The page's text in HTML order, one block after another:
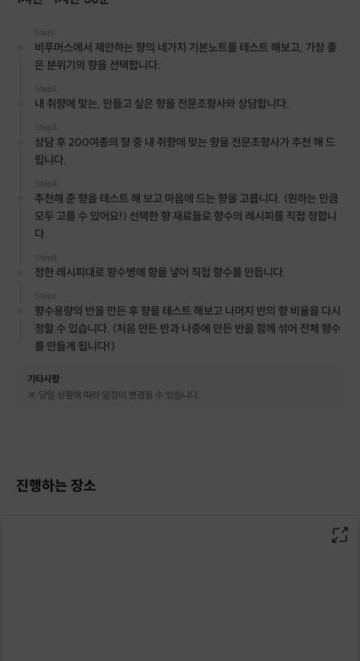
안녕하세요,
세상에 단 하나뿐인 특별한 향을 선사하는
매일
Step1.
비푸머스에서 제안하는 향의 네가지 기본노트를 테스트 해보고, 가장 좋
은 분위기의 향을 선택합니다.
Step2.
내 취향에 맞는, 만들고 싶은 향을 전문조향사와 상담합니다.
Step3.
상담 후 200여종의 향 중 내 취향에 맞는 향을 전문조향사가 추천 해 드
립니다.
Step4.
추천해 준 향을 테스트 해 보고 마음에 드는 향을 고릅니다. (원하는 만큼
모두 고를 수 있어요!) 선택한 향 재료들로 향수의 레시피를 직접 정합니
다.
Step5.
정한 레시피대로 향수병에 향을 넣어 직접 향수를 만듭니다.
Step6.
향수용량의 반을 만든 후 향을 테스트 해보고 나머지 반의 향 비율을 다시
정할 수 있습니다. (처음 만든 반과 나중에 만든 반을 함께 섞어 전체 향수
를 만들게 됩니다!)
기타사항
※ 당일 상황에 따라 일정이 변경될 수 있습니다.
진행하는 장소